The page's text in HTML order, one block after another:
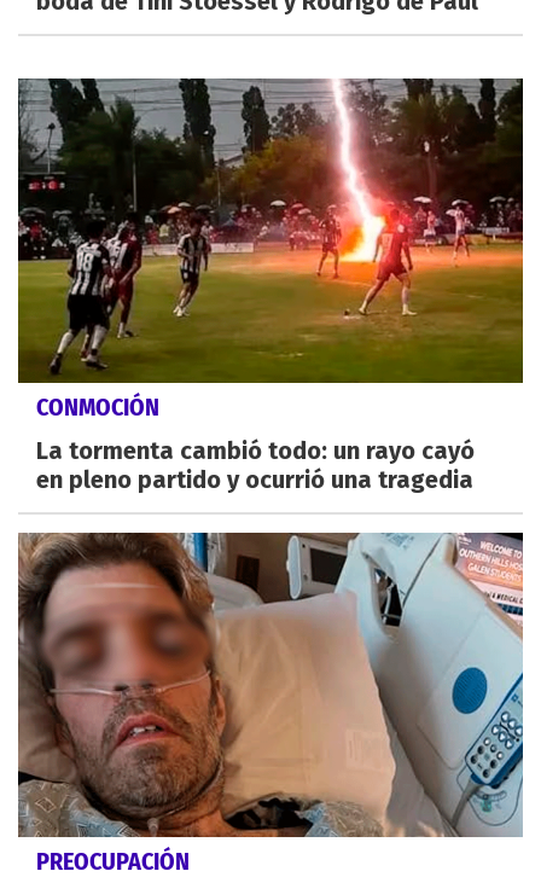
CONMOCIÓN
La tormenta cambió todo: un rayo cayó
en pleno partido y ocurrió una tragedia
PREOCUPACIÓN